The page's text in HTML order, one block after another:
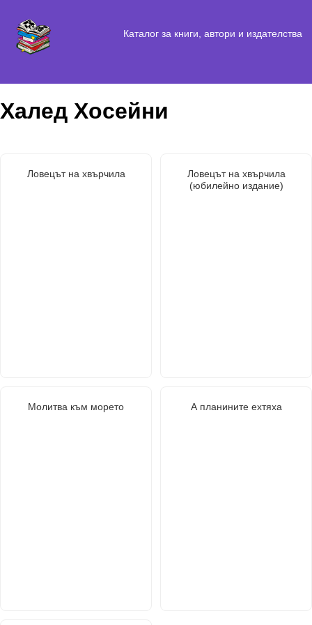
Каталог за книги, автори и издателства
Халед Хосейни
Ловецът на хвърчила
Ловецът на хвърчила
(юбилейно издание)
Молитва към морето А планините ехтяха